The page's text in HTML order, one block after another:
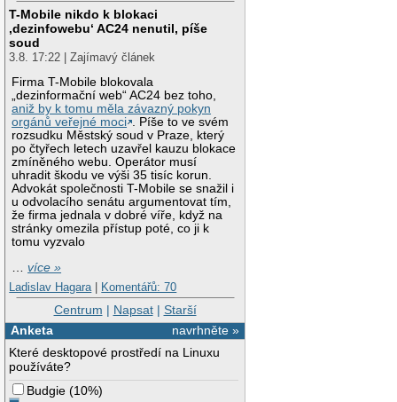
T-Mobile nikdo k blokaci
‚dezinfowebu‘ AC24 nenutil, píše
soud
3.8. 17:22 | Zajímavý článek
Firma T-Mobile blokovala
„dezinformační web“ AC24 bez toho,
aniž by k tomu měla závazný pokyn
orgánů veřejné moci . Píše to ve svém
rozsudku Městský soud v Praze, který
po čtyřech letech uzavřel kauzu blokace
zmíněného webu. Operátor musí
uhradit škodu ve výši 35 tisíc korun.
Advokát společnosti T-Mobile se snažil i
u odvolacího senátu argumentovat tím,
že firma jednala v dobré víře, když na
stránky omezila přístup poté, co ji k
tomu vyzvalo
…více »
Ladislav Hagara | Komentářů: 70
Centrum | Napsat| Starší
navrhněte »
Anketa
Které desktopové prostředí na Linuxu
používáte?
Budgie (10%)